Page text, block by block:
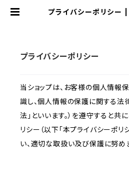
プライバシーポリシー
プライバシーポリシー
当ショップは、お客様の個人情報
識し、個人情報の保護に関する法
法」といいます。）を遵守すると共
リシー（以下「本プライバシーポリ
い、適切な取扱い及び保護に努め